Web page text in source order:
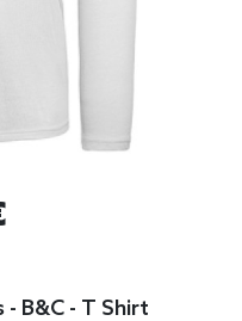
B&C - T Shirt